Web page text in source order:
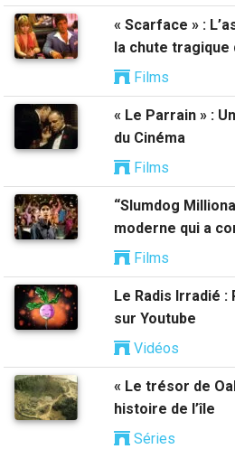
« Scarface » :
la chute tragique
Films
« Le Parrain » :
du Cinéma
Films
“Slumdog
moderne qui a
Films
Le Radis Irradié
sur Youtube
Vidéos
« Le trésor de
histoire de l’île
Séries